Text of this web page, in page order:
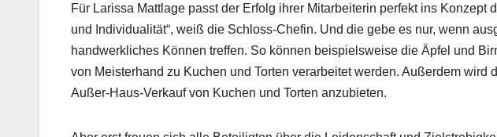
Für Larissa Mattlage passt der Erfolg ihrer Mitarbeiterin perfekt ins Konzept
und Individualität“, weiß die Schloss-Chefin. Und die gebe es nur, wenn
handwerkliches Können treffen. So können beispielsweise die Äpfel und
von Meisterhand zu Kuchen und Torten verarbeitet werden. Außerdem wird
Außer-Haus-Verkauf von Kuchen und Torten anzubieten.